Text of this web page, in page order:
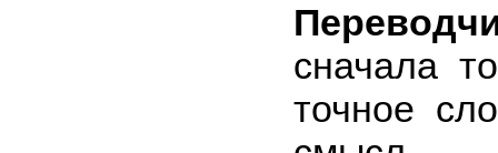
сначала
точное